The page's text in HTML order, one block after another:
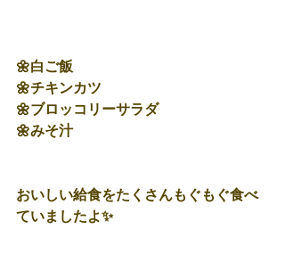
🌼白ご飯
🌼チキンカツ
🌼ブロッコリーサラダ
🌼みそ汁
おいしい給食をたくさんもぐもぐ食べ
ていましたよ✨